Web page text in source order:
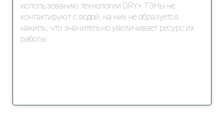
использованию технологии DRY+ ТЭНы не
контактируют с водой, на них не образуется
накипь, что значительно увеличивает ресурс их
работы.